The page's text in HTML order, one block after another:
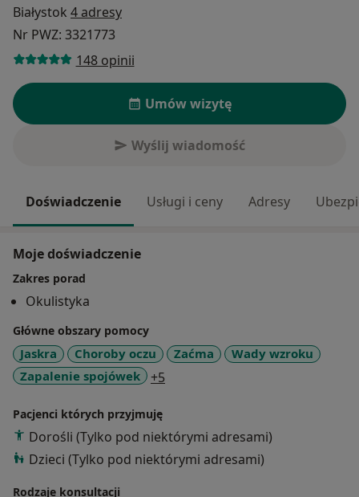
Białystok 4 adresy
Nr PWZ: 3321773
148 opinii
Umów wizytę
Wyślij wiadomość
Doświadczenie Usługi i ceny Adresy
Moje doświadczenie
Zakres porad
Okulistyka
Główne obszary pomocy
Jaskra Choroby oczu Zaćma
Wady wzroku
Zapalenie spojówek
+5
Pacjenci których przyjmuję
Dorośli (Tylko pod niektórymi adresami)
Dzieci (Tylko pod niektórymi adresami)
Rodzaje konsultacji